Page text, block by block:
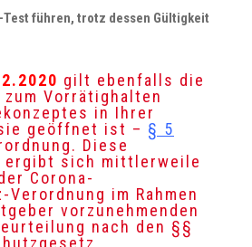
führen, trotz dessen Gültigkeit
gilt ebenfalls die
Vorrätighalten
in Ihrer
geöffnet ist – § 5
Diese
ergibt sich mittlerweile
Corona-
Verordnung im Rahmen
vorzunehmenden
nach den §§